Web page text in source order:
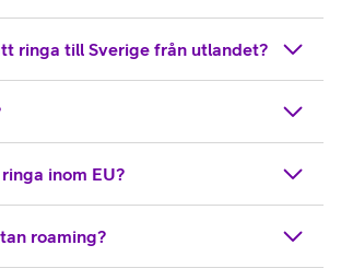
ringa till Sverige från utlandet?
inom EU?
roaming?